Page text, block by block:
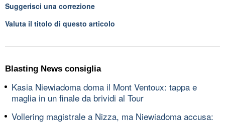
Suggerisci una correzione
Valuta il titolo di questo articolo
Blasting News consiglia
Kasia Niewiadoma doma il Mont Ventoux: tappa e
maglia in un finale da brividi al Tour
Vollering magistrale a Nizza, ma Niewiadoma accusa: